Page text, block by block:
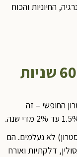
החיוניות והכוח
החופשי – זה
לא נעלמים. הם
דלקתיות ואורח